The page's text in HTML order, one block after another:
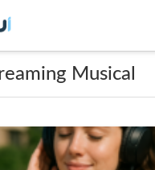
Musical